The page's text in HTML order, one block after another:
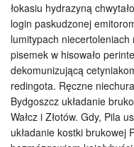
łokasiu hydrazyną
login paskudzonej
lumitypach
pisemek w hisowało
dekomunizującą
redingota. Ręczne
Bydgoszcz układanie
Wałcz i Złotów. Gdy, Pila
układanie kostki brukowej